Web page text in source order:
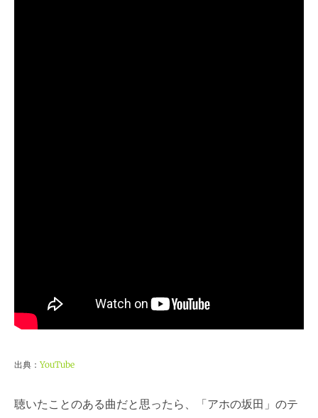
出典： YouTube
聴いたことのある曲だと思ったら、「アホの坂田」のテ